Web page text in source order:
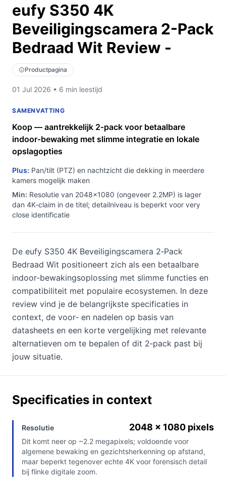
eufy S350 4K
Beveiligingscamera 2-Pack
Bedraad Wit Review -
Productpagina
01 Jul 2026 • 6 min leestijd
SAMENVATTING
Koop — aantrekkelijk 2‑pack voor betaalbare
indoor‑bewaking met slimme integratie en lokale
opslagopties
Plus: Pan/tilt (PTZ) en nachtzicht die dekking in meerdere
kamers mogelijk maken
Min: Resolutie van 2048×1080 (ongeveer 2.2MP) is lager
dan 4K‑claim in de titel; detailniveau is beperkt voor very
close identificatie
De eufy S350 4K Beveiligingscamera 2‑Pack
Bedraad Wit positioneert zich als een betaalbare
indoor‑bewakingsoplossing met slimme functies en
compatibiliteit met populaire ecosystemen. In deze
review vind je de belangrijkste specificaties in
context, de voor‑ en nadelen op basis van
datasheets en een korte vergelijking met relevante
alternatieven om te bepalen of dit 2‑pack past bij
jouw situatie.
Specificaties in context
Resolutie 2048 x 1080 pixels
Dit komt neer op ~2.2 megapixels; voldoende voor
algemene bewaking en gezichtsherkenning op afstand,
maar beperkt tegenover echte 4K voor forensisch detail
bij flinke digitale zoom.